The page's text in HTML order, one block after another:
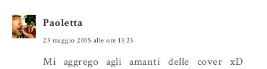
Paoletta
23 maggio 2015 alle ore 13:23
Mi aggrego agli amanti delle cover xD